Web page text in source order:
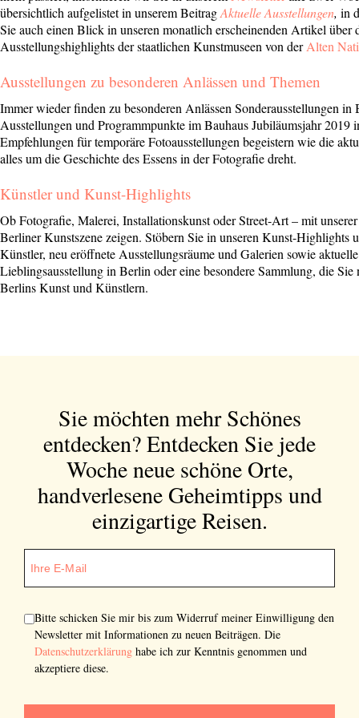
übersichtlich aufgelistet in unserem BeitragAktuelle Ausstellungen, in
Sie auch einen Blick in unseren monatlich erscheinenden Artikel über
Ausstellungshighlights der staatlichen Kunstmuseen von derAlten
Ausstellungen zu besonderen Anlässen und Themen
Immer wieder finden zu besonderen Anlässen Sonderausstellungen
Ausstellungen und Programmpunkte im Bauhaus Jubiläumsjahr
Empfehlungen für temporäre Fotoausstellungen begeistern wie die
alles um die Geschichte des Essens in der Fotografie dreht.
Künstler und Kunst-Highlights
Ob Fotografie, Malerei, Installationskunst oder Street-Art – mit
Berliner Kunstszene zeigen. Stöbern Sie in unseren Kunst-Highlights
Künstler, neu eröffnete Ausstellungsräume und Galerien sowie
Lieblingsausstellung in Berlin oder eine besondere Sammlung, die
Berlins Kunst und Künstlern.
Sie möchten mehr Schönes
entdecken?Entdecken Sie jede
Woche neue schöne Orte,
handverlesene Geheimtipps und
einzigartige Reisen.
Bitte schicken Sie mir bis zum Widerruf meiner Einwilligung den
Newsletter mit Informationen zu neuen Beiträgen. Die
Datenschutzerklärung habe ich zur Kenntnis genommen und
akzeptiere diese.
Abonnieren Sie unseren Newsletter
Entdecken Sie jede Woche neue schöne
Orte, handverlesene Geheimtipps und
einzigartige Reisen.
Bitte schicken Sie mir bis zum Widerruf meiner
Einwilligung den Newsletter mit Informationen zu
neuen Beiträgen. Die